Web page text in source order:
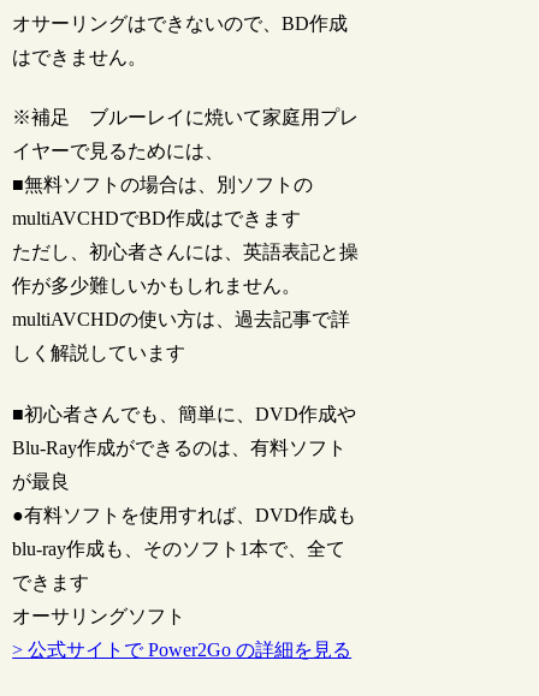
オサーリングはできないので、BD作成
はできません。
※補足 ブルーレイに焼いて家庭用プレ
イヤーで見るためには、
■無料ソフトの場合は、別ソフトの
multiAVCHDでBD作成はできます
ただし、初心者さんには、英語表記と操
作が多少難しいかもしれません。
multiAVCHDの使い方は、過去記事で詳
しく解説しています
■初心者さんでも、簡単に、DVD作成や
Blu-Ray作成ができるのは、有料ソフト
が最良
●有料ソフトを使用すれば、DVD作成も
blu-ray作成も、そのソフト1本で、全て
できます
オーサリングソフト
> 公式サイトで Power2Go の詳細を見る